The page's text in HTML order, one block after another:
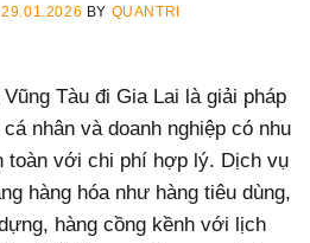
29.01.2026 BY QUANTRI
Tàu đi Gia Lai là giải pháp
nhân và doanh nghiệp có nhu
toàn với chi phí hợp lý. Dịch vụ
hàng hóa như hàng tiêu dùng,
hàng cồng kềnh với lịch